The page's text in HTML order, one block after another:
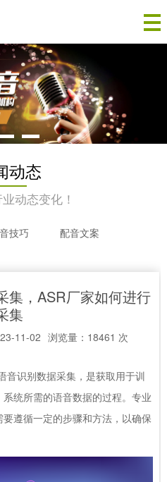
动态
动态变化！
技巧 配音文案
集，ASR厂家如何进行
集
11-02 浏览量：18461 次
音识别数据采集，是获取用于训
统所需的语音数据的过程。专业
遵循一定的步骤和方法，以确保